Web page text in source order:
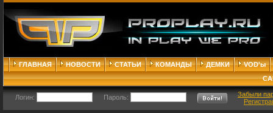
ГЛАВНАЯ НОВОСТИ СТАТЬИ КОМАНДЫ ДЕМКИ
VOD'ы
Логин: Пароль:
Забыли